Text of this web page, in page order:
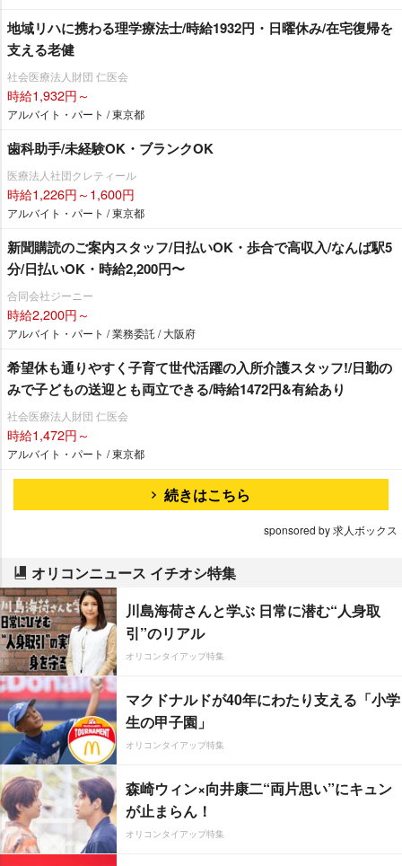
地域リハに携わる理学療法士/時給1932円・日曜休み/在宅復帰を
支える老健
社会医療法人財団 仁医会
時給1,932円～
アルバイト・パート / 東京都
歯科助手/未経験OK・ブランクOK
医療法人社団クレティール
時給1,226円～1,600円
アルバイト・パート / 東京都
新聞購読のご案内スタッフ/日払いOK・歩合で高収入/なんば駅5
分/日払いOK・時給2,200円〜
合同会社ジーニー
時給2,200円～
アルバイト・パート / 業務委託 / 大阪府
希望休も通りやすく子育て世代活躍の入所介護スタッフ!/日勤の
みで子どもの送迎とも両立できる/時給1472円&有給あり
社会医療法人財団 仁医会
時給1,472円～
アルバイト・パート / 東京都
続きはこちら
sponsored by 求人ボックス
オリコンニュース イチオシ特集
川島海荷さんと学ぶ 日常に潜む“人身取
引”のリアル
オリコンタイアップ特集
マクドナルドが40年にわたり支える「小学
生の甲子園」
オリコンタイアップ特集
森崎ウィン×向井康二“両片思い”にキュン
が止まらん！
オリコンタイアップ特集